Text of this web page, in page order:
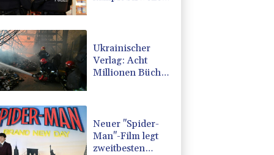
Ukrainischer
Verlag: Acht
Millionen Bücher
Neuer "Spider-
Man"-Film legt
zweitbesten